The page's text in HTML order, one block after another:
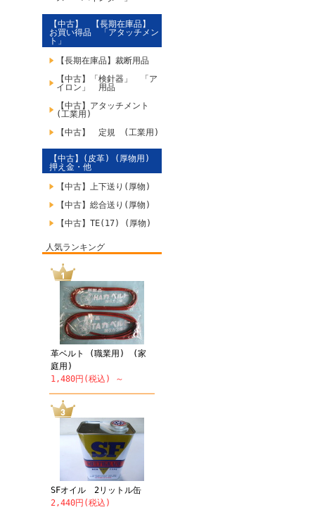
【中古】 【長期在庫品】
お買い得品 「アタッチメン
ト」
【長期在庫品】裁断用品
【中古】「検針器」 「ア
イロン」 用品
【中古】アタッチメント
(工業用)
【中古】 定規 (工業用)
【中古】(皮革) (厚物用)
押え金・他
【中古】上下送り(厚物)
【中古】総合送り(厚物)
【中古】TE(17) (厚物)
人気ランキング
革ベルト (職業用) (家
庭用)
1,480円(税込) ～
SFオイル 2リットル缶
2,440円(税込)